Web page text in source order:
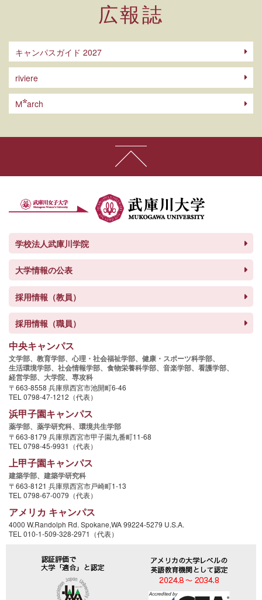
広報誌
キャンパスガイド 2027
riviere
M arch
学校法人武庫川学院
大学情報の公表
採用情報（教員）
採用情報（職員）
中央キャンパス
文学部、 教育学部、 心理・社会福祉学部、 健康・スポーツ科学部、
生活環境学部、 社会情報学部、 食物栄養科学部、 音楽学部、 看護学部、
経営学部、 大学院、 専攻科
〒663-8558 兵庫県西宮市池開町6-46
TEL 0798-47-1212（代表）
浜甲子園キャンパス
薬学部、 薬学研究科、 環境共生学部
〒663-8179 兵庫県西宮市甲子園九番町11-68
TEL 0798-45-9931（代表）
上甲子園キャンパス
建築学部、 建築学研究科
〒663-8121 兵庫県西宮市戸崎町1-13
TEL 0798-67-0079（代表）
アメリカ キャンパス
4000 W.Randolph Rd. Spokane,WA 99224-5279 U.S.A.
TEL 010-1-509-328-2971（代表）